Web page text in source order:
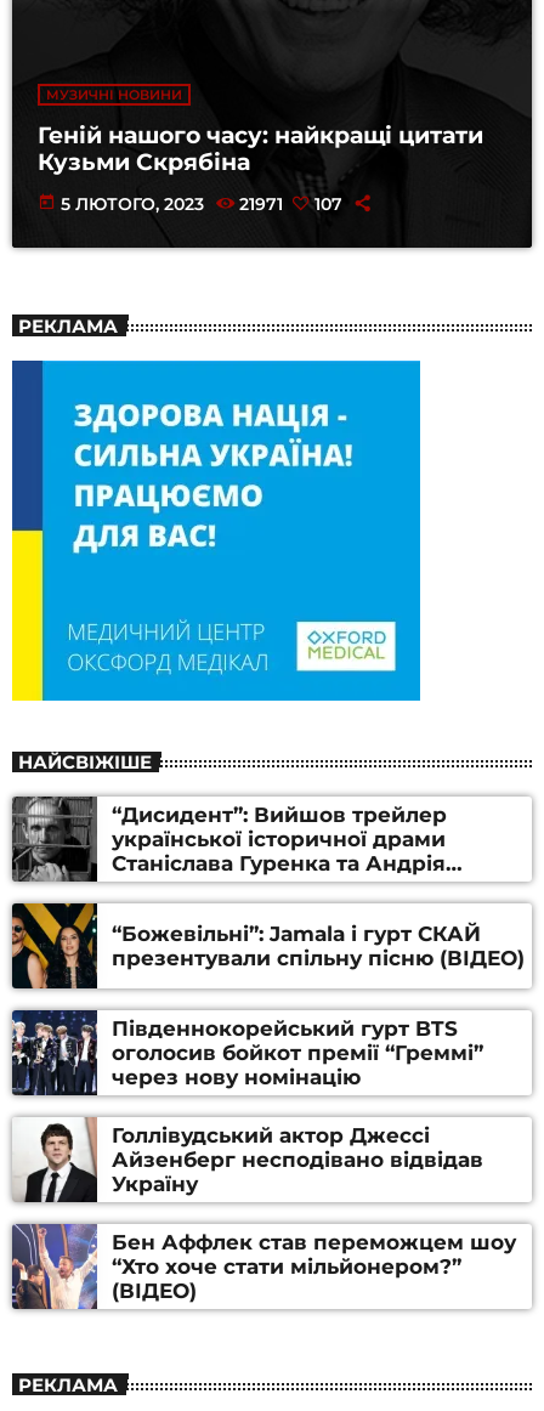
МУЗИЧНІ НОВИНИ
Геній нашого часу: найкращі цитати
Кузьми Скрябіна
today 5 ЛЮТОГО, 2023 21971 107
РЕКЛАМА
НАЙСВІЖІШЕ
“Дисидент”: Вийшов трейлер
української історичної драми
Станіслава Гуренка та Андрія
Алфьорова (ВІДЕО)
“Божевільні”: Jamala і гурт СКАЙ
презентували спільну пісню (ВІДЕО)
Південнокорейський гурт BTS
оголосив бойкот премії “Греммі”
через нову номінацію
Голлівудський актор Джессі
Айзенберг несподівано відвідав
Україну
Бен Аффлек став переможцем шоу
“Хто хоче стати мільйонером?”
(ВІДЕО)
РЕКЛАМА